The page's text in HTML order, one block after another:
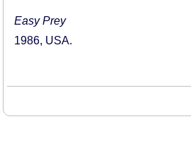
Easy Prey
1986 USA